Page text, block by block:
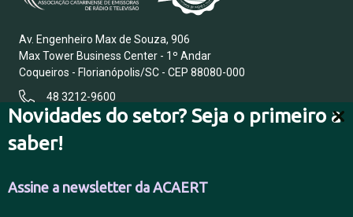
Novidades do setor? Seja o primeiro a
saber!
Assine a newsletter da ACAERT
Av. Engenheiro Max de Souza, 906
Max Tower Business Center - 1º Andar
Coqueiros - Florianópolis/SC - CEP 88080-000
48 3212-9600
FALE CONOSCO